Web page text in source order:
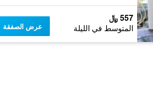
557 ﷼
المتوسط في الليلة عرض الصفقة